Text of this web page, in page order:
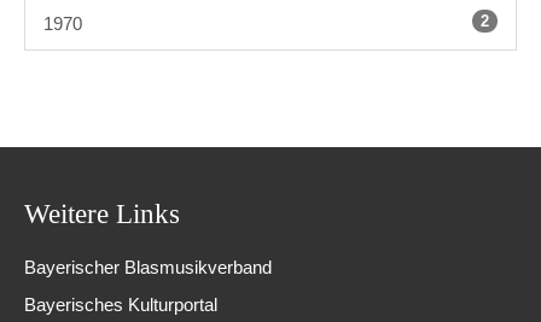
1970 2
Weitere Links
Bayerischer Blasmusikverband
Bayerisches Kulturportal